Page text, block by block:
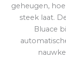
geheugen,
steek laat.
Bluace